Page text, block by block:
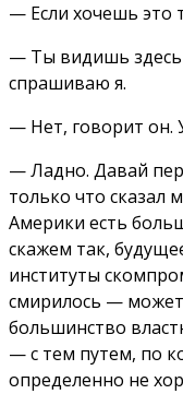
— Если хочешь это
— Ты видишь
спрашиваю я.
— Нет, говорит он.
— Ладно. Давай
только что сказал
Америки есть
скажем так,
институты
смирилось —
большинство
— с тем путем, по
определенно не